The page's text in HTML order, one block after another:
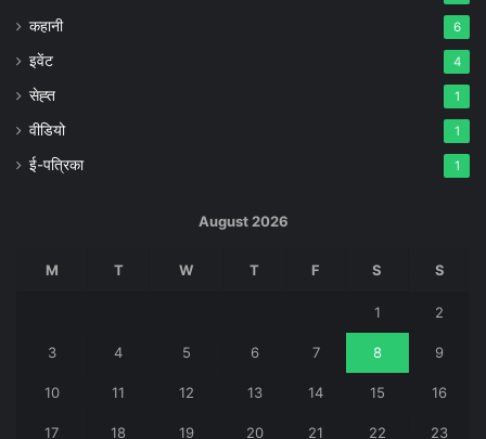
कहानी 6
इवेंट 4
सेह्त 1
वीडियो 1
ई-पत्रिका 1
August 2026
M T W T F S S
1 2
3 4 5 6 7 8 9
10 11 12 13 14 15 16
17 18 19 20 21 22 23